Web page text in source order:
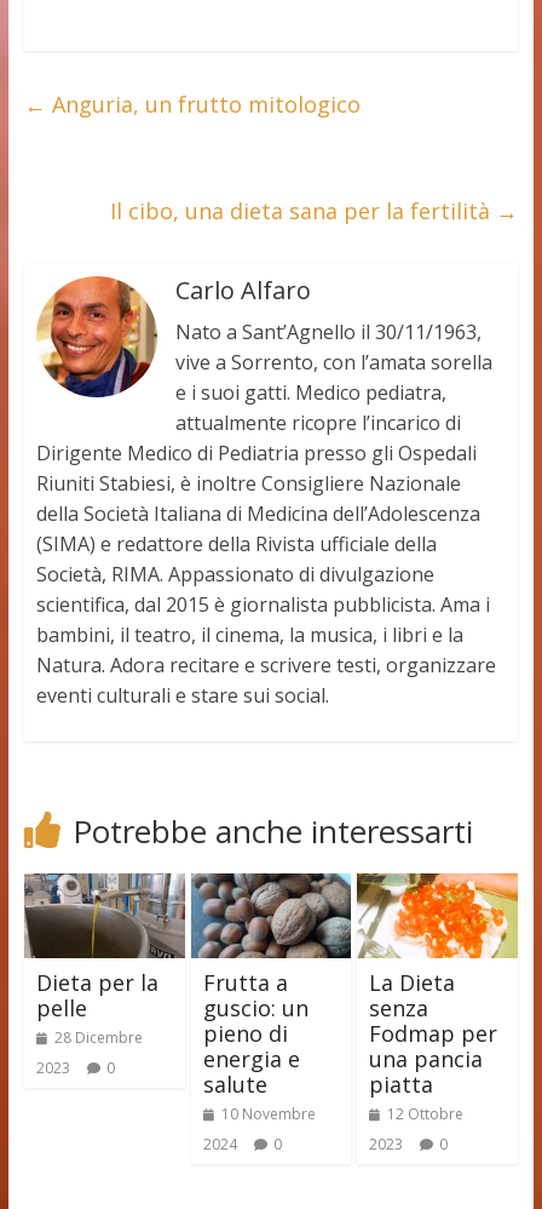
← Anguria, un frutto mitologico
Il cibo, una dieta sana per la fertilità →
Carlo Alfaro
Nato a Sant’Agnello il 30/11/1963,
vive a Sorrento, con l’amata sorella
e i suoi gatti. Medico pediatra,
attualmente ricopre l’incarico di
Dirigente Medico di Pediatria presso gli Ospedali
Riuniti Stabiesi, è inoltre Consigliere Nazionale
della Società Italiana di Medicina dell’Adolescenza
(SIMA) e redattore della Rivista ufficiale della
Società, RIMA. Appassionato di divulgazione
scientifica, dal 2015 è giornalista pubblicista. Ama i
bambini, il teatro, il cinema, la musica, i libri e la
Natura. Adora recitare e scrivere testi, organizzare
eventi culturali e stare sui social.
Potrebbe anche interessarti
Dieta per la
pelle
28 Dicembre
2023
0
Frutta a
guscio: un
pieno di
energia e
salute
10 Novembre
2024
0
La Dieta
senza
Fodmap per
una pancia
piatta
12 Ottobre
2023
0